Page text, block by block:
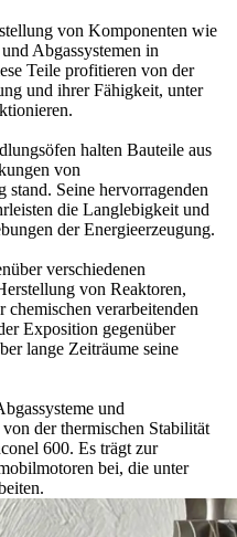
von Komponenten wie
Abgassystemen in
Teile profitieren von der
und ihrer Fähigkeit, unter
halten Bauteile aus
von
stand. Seine hervorragenden
die Langlebigkeit und
der Energieerzeugung.
verschiedenen
von Reaktoren,
verarbeitenden
Exposition gegenüber
lange Zeiträume seine
und
der thermischen Stabilität
600. Es trägt zur
bei, die unter